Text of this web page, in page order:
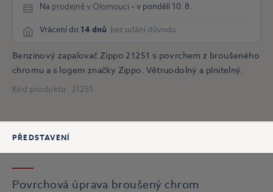
Benzinový zapalovač Zippo 21251 s povrchem z broušeného
chromu a s logem značky Zippo. Větruodolný a plnitelný.
Kód produktu: 21251
Na prodejně v Olomouci – v pondělí 10. 8.
Vrácení do 14 dnů bez udání důvodu
PŘEDSTAVENÍ
Povrchová úprava broušený chrom